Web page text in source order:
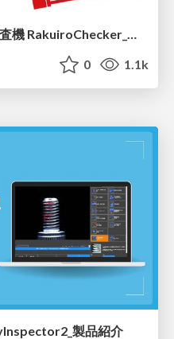
ワイヤーハーネス配線色検査機 RakuiroChecker_製品紹介
0 1.1k
製品紹介